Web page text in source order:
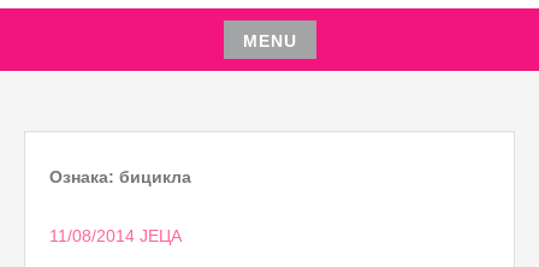
MENU
Skip
content
Ознака: бицикла
11/08/2014 ЈЕЦА